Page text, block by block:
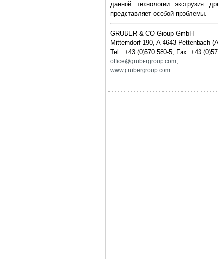
данной технологии экструзия
представляет особой проблемы.
GRUBER & CO Group GmbH
Mitterndorf 190, A-4643 Pettenbach
Tel.: +43 (0)570 580-5, Fax: +43
office@grubergroup.com;
www.grubergroup.com